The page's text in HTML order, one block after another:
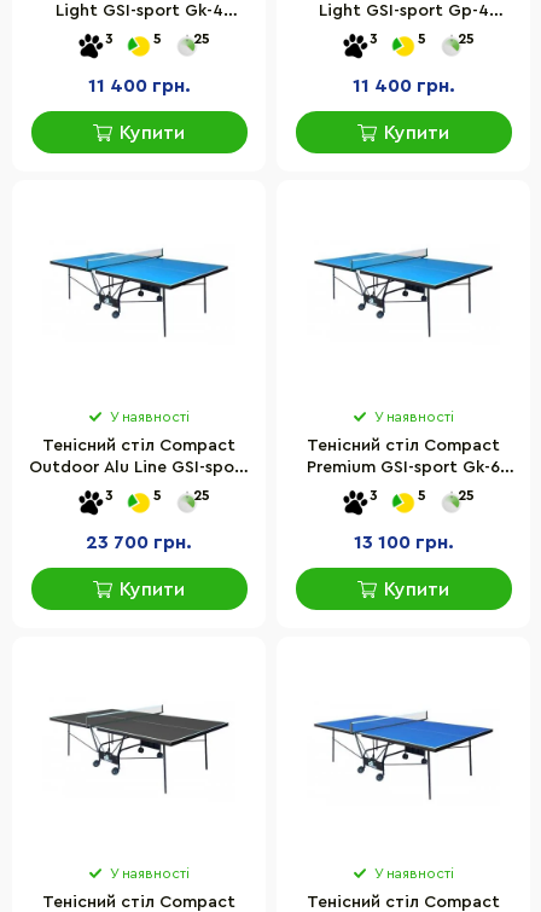
Light GSI-sport Gk-4
розмір 274х152,5х76 см
3 5 25
11 400 грн.
Купити
Light GSI-sport Gp-4
розмір 274х152,5х76 см
3 5 25
11 400 грн.
Купити
У наявності
Тенісний стіл Compact
Outdoor Alu Line GSI-sport
Gt-4 розмір 274х152,5х76
см
3 5 25
23 700 грн.
Купити
У наявності
Тенісний стіл Compact
Premium GSI-sport Gk-6
розмір 274х152,5х76 см
3 5 25
13 100 грн.
Купити
У наявності
Тенісний стіл Compact
У наявності
Тенісний стіл Compact